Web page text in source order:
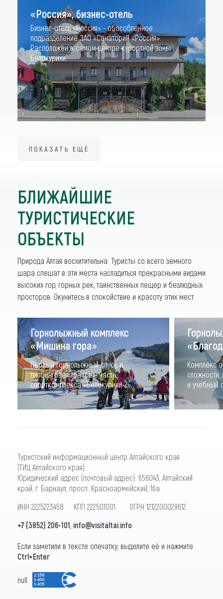
«Россия», бизнес-отель
Бизнес-отель «Россия» - обособленное
подразделение ЗАО «Санаторий «Россия».
Расположен в самом центре курортной зоны
Белокурихи.
ПОКАЗАТЬ ЕЩЁ
комплекс
«Пятое
колесо»
пивоварня
Beaver/
Бивер
Ресторан
Beershale/
Биршале
ПОКАЗАТЬ ЕЩЁ
ПОКАЗАТЬ ЕЩЁ
БЛИЖАЙШИЕ
ТУРИСТИЧЕСКИЕ
ОБЪЕКТЫ
Природа Алтая восхитительна. Туристы со всего земного
шара спешат в эти места насладиться прекрасными видами
высоких гор, горных рек, таинственных пещер и безлюдных
просторов. Окунитесь в спокойствие и красоту этих мест.
Горнолыжный комплекс
«Мишина гора»
Первый горнолыжный спуск и
тьюбинговая трасса – часть
спорткомплекса «Белокурихи-2».
Комплекс
сложности,
и учебный
Туристский информационный центр Алтайского края
(ТИЦ Алтайского края)
Юридический адрес (почтовый адрес): 656043, Алтайский
край, г. Барнаул, просп. Красноармейский, 16а
ИНН 2225223458 КПП 222501001 ОГРН 1212200029612
+7 (3852) 206-101 info@visitaltai.info
Если заметили в тексте опечатку, выделите её и нажмите
Ctrl+Enter
null